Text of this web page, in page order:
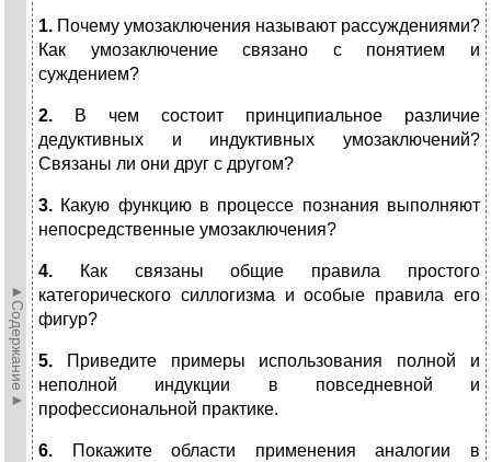
►Содержание►
1. Почему умозаключения называют рассуждениями?
Как умозаключение связано с понятием и
суждением?
2. В чем состоит принципиальное различие
дедуктивных и индуктивных умозаключений?
Связаны ли они друг с другом?
3. Какую функцию в процессе познания выполняют
непосредственные умозаключения?
4. Как связаны общие правила простого
категорического силлогизма и особые правила его
фигур?
5. Приведите примеры использования полной и
неполной индукции в повседневной и
профессиональной практике.
6. Покажите области применения аналогии в